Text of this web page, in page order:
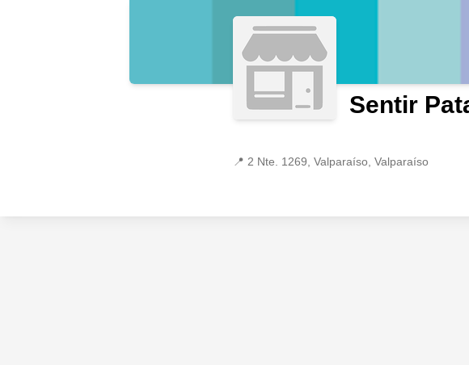
Sentir
📍 2 Nte. 1269, Valparaíso, Valparaíso